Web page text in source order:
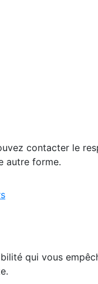
contacter le
autre forme.
qui vous